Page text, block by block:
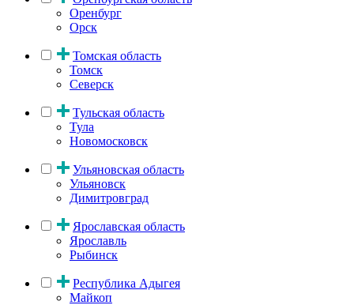
Оренбург
Орск
Томская область
Томск
Северск
Тульская область
Тула
Новомосковск
Ульяновская область
Ульяновск
Димитровград
Ярославская область
Ярославль
Рыбинск
Республика Адыгея
Майкоп